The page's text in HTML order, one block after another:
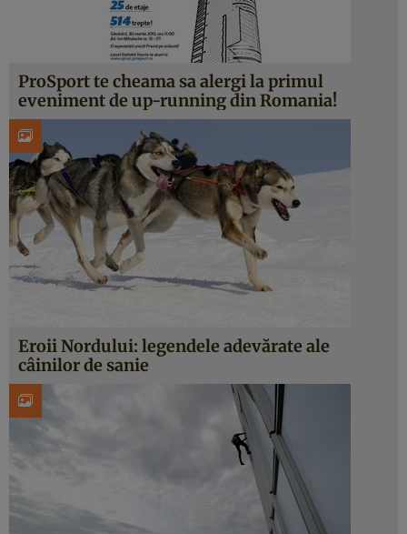
ProSport te cheama sa alergi la primul
eveniment de up-running din Romania!
Eroii Nordului: legendele adevărate ale
câinilor de sanie